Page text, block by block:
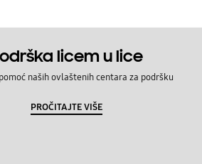
licem u lice
naših ovlaštenih centara za podršku
PROČITAJTE VIŠE